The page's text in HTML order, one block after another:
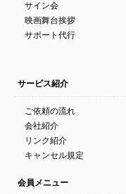
サイン会
映画舞台挨拶
サポート代行
サービス紹介
ご依頼の流れ
会社紹介
リンク紹介
キャンセル規定
会員メニュー